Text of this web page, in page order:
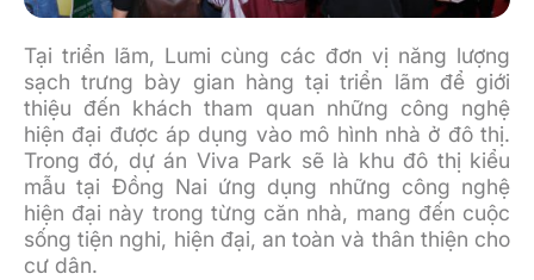
Tại triển lãm, Lumi cùng các đơn vị năng lượng
sạch trưng bày gian hàng tại triển lãm để giới
thiệu đến khách tham quan những công nghệ
hiện đại được áp dụng vào mô hình nhà ở đô thị.
Trong đó, dự án Viva Park sẽ là khu đô thị kiểu
mẫu tại Đồng Nai ứng dụng những công nghệ
hiện đại này trong từng căn nhà, mang đến cuộc
sống tiện nghi, hiện đại, an toàn và thân thiện cho
cư dân.